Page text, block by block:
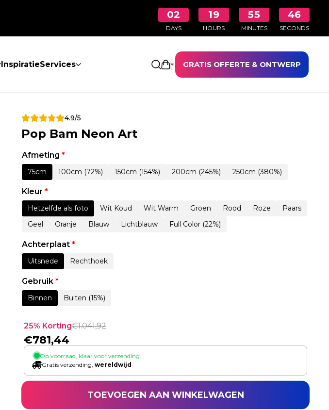
02
DAYS
19
HOURS
55
MINUTES
45
SECONDS
InspiratieServices Winkelwagen openen
GRATIS OFFERTE & ONTWERP
4.9/5
Pop Bam Neon Art
Afmeting *
75cm 100cm (72%) 150cm (154%) 200cm (245%) 250cm (380%)
Kleur *
Hetzelfde als foto Wit Koud Wit Warm Groen Rood Roze
Paars
Geel
Oranje Blauw Lichtblauw Full Color (22%)
Achterplaat *
Uitsnede Rechthoek
Gebruik *
Binnen Buiten (15%)
25% Korting€1.041,92
€781,44
Op voorraad, klaar voor verzending
Gratis verzending, wereldwijd
TOEVOEGEN AAN WINKELWAGEN